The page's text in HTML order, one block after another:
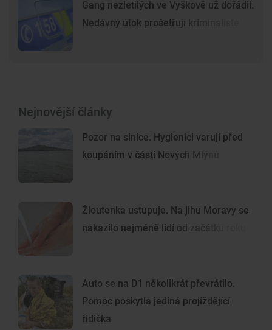
Gang nezletilých ve Vyškově už dořádil.
Nedávný útok prošetřují kriminalisté
Nejnovější články
Pozor na sinice. Hygienici varují před
koupáním v části Nových Mlýnů
Žloutenka ustupuje. Na jihu Moravy se
nakazilo nejméně lidí od začátku roku
Auto se na D1 několikrát převrátilo.
Pomoc poskytla jediná projíždějící
řidička